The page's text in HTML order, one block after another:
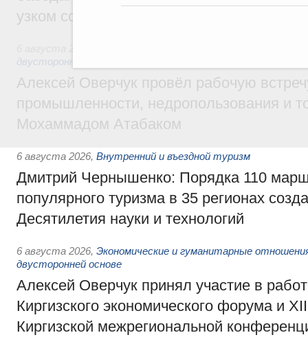
узком составе
двусторонней основе
Алексей Оверчук провёл рабочую
промышленности, недропользования и
Мохаммадом Атабаком
6 августа 2026, Внутренний и въездной туризм
Дмитрий Чернышенко: Порядка 110
популярного туризма в 35 регионах
Десятилетия науки и технологий
6 августа 2026, Экономические и гуманитарные
двусторонней основе
Алексей Оверчук принял участие в
Киргизского экономического форума и
Киргизской межрегиональной